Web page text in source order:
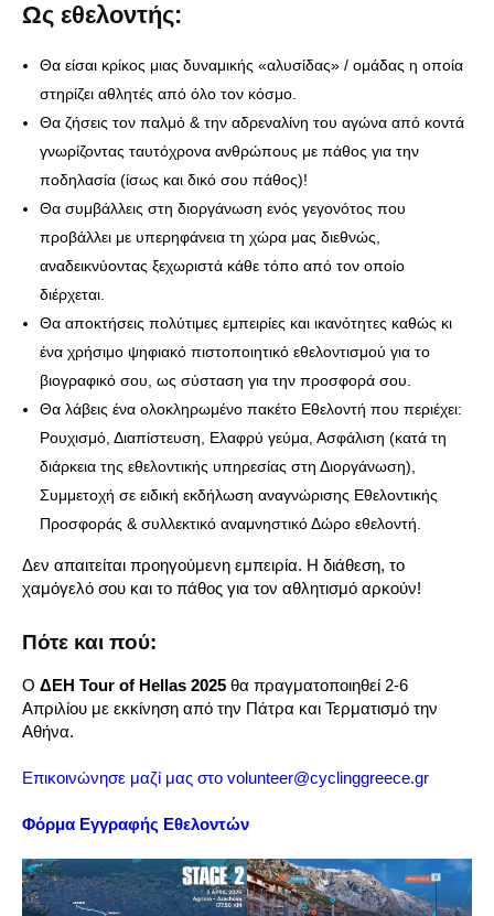
Ως εθελοντής:
Θα είσαι κρίκος μιας δυναμικής «αλυσίδας» / ομάδας η οποία
στηρίζει αθλητές από όλο τον κόσμο.
Θα ζήσεις τον παλμό & την αδρεναλίνη του αγώνα από κοντά
γνωρίζοντας ταυτόχρονα ανθρώπους με πάθος για την
ποδηλασία (ίσως και δικό σου πάθος)!
Θα συμβάλλεις στη διοργάνωση ενός γεγονότος που
προβάλλει με υπερηφάνεια τη χώρα μας διεθνώς,
αναδεικνύοντας ξεχωριστά κάθε τόπο από τον οποίο
διέρχεται.
Θα αποκτήσεις πολύτιμες εμπειρίες και ικανότητες καθώς κι
ένα χρήσιμο ψηφιακό πιστοποιητικό εθελοντισμού για το
βιογραφικό σου, ως σύσταση για την προσφορά σου.
Θα λάβεις ένα ολοκληρωμένο πακέτο Εθελοντή που περιέχει:
Ρουχισμό, Διαπίστευση, Ελαφρύ γεύμα, Ασφάλιση (κατά τη
διάρκεια της εθελοντικής υπηρεσίας στη Διοργάνωση),
Συμμετοχή σε ειδική εκδήλωση αναγνώρισης Εθελοντικής
Προσφοράς & συλλεκτικό αναμνηστικό Δώρο εθελοντή.
Δεν απαιτείται προηγούμενη εμπειρία. Η διάθεση, το
χαμόγελό σου και το πάθος για τον αθλητισμό αρκούν!
Πότε και πού:
Ο ΔΕΗ Tour of Hellas 2025 θα πραγματοποιηθεί 2-6
Απριλίου με εκκίνηση από την Πάτρα και Τερματισμό την
Αθήνα.
Επικοινώνησε μαζί μας στο volunteer@cyclinggreece.gr
Φόρμα Εγγραφής Εθελοντών